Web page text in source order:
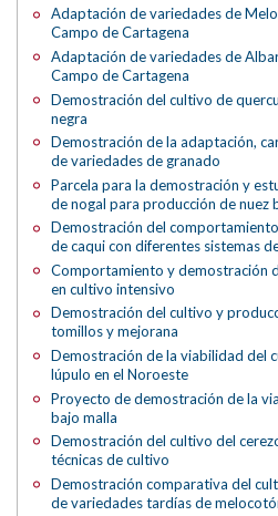
Adaptación de variedades de
Campo de Cartagena
Adaptación de variedades de
Campo de Cartagena
Demostración del cultivo de
negra
Demostración de la adaptación,
de variedades de granado
Parcela para la demostración y
de nogal para producción de nuez
Demostración del
de caqui con diferentes sistemas
Comportamiento y demostración
en cultivo intensivo
Demostración del cultivo y
tomillos y mejorana
Demostración de la viabilidad del
lúpulo en el Noroeste
Proyecto de demostración de la
bajo malla
Demostración del cultivo del
técnicas de cultivo
Demostración comparativa del
de variedades tardías de